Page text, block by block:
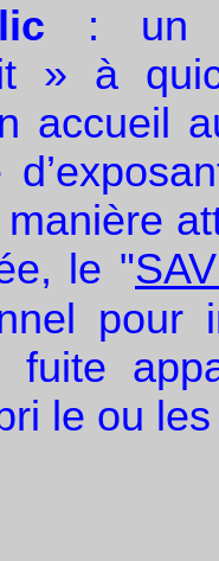
: un
» à
accueil
le "
pour
fuite
le ou